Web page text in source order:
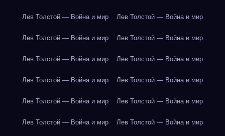
Лев Толстой — Война и мир Лев Толстой — Война и мир
Лев Толстой — Война и мир Лев Толстой — Война и мир
Лев Толстой — Война и мир Лев Толстой — Война и мир
Лев Толстой — Война и мир Лев Толстой — Война и мир
Лев Толстой — Война и мир Лев Толстой — Война и мир
Лев Толстой — Война и мир Лев Толстой — Война и мир